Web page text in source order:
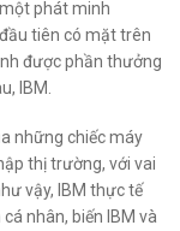
phát minh
tiên có mặt trên
được phần thưởng
IBM.
những chiếc máy
thị trường, với vai
vậy, IBM thực tế
nhân, biến IBM và